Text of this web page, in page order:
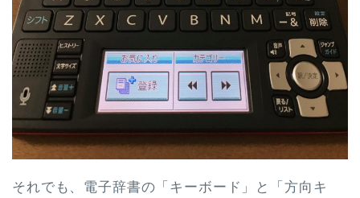
それでも、電子辞書の「キーボード」と「方向キ